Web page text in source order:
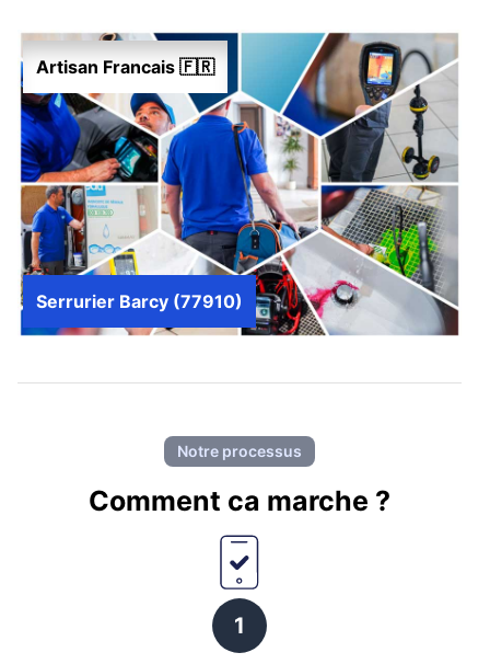
Artisan Francais 🇫🇷
Serrurier Barcy (77910)
Notre processus
Comment ca marche ?
1